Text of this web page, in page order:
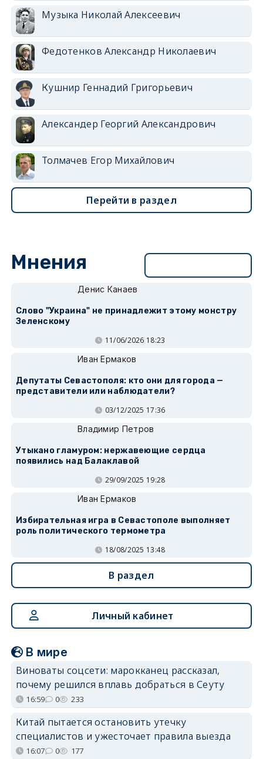
Музыка Николай Алексеевич
Федотенков Александр Николаевич
Кушнир Геннадий Григорьевич
Александер Георгий Александрович
Толмачев Егор Михайлович
Перейти в раздел
Мнения
Денис Канаев
Слово "Украина" не принадлежит этому монстру
Зеленскому
11/06/2026 18:23
Иван Ермаков
Депутаты Севастополя: кто они для города —
представители или наблюдатели?
03/12/2025 17:36
Владимир Петров
Утыкано гламуром: нержавеющие сердца
появились над Балаклавой
29/09/2025 19:28
Иван Ермаков
Избирательная игра в Севастополе выполняет
роль политического термометра
18/08/2025 13:48
В раздел
Личный кабинет
В мире
Виноваты соцсети: марокканец рассказал,
почему решился вплавь добраться в Сеуту
16:59 0 233
Китай пытается остановить утечку
специалистов и ужесточает правила выезда
16:07 0 177